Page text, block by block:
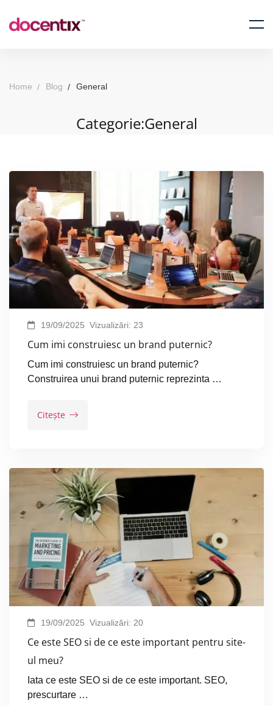
Home Blog General
Categorie:General
19/09/2025 Vizualizări: 23
Cum imi construiesc un brand puternic?
Cum imi construiesc un brand puternic?
Construirea unui brand puternic reprezinta …
Citește
19/09/2025 Vizualizări: 20
Ce este SEO si de ce este important pentru site-
ul meu?
Iata ce este SEO si de ce este important. SEO,
prescurtare …